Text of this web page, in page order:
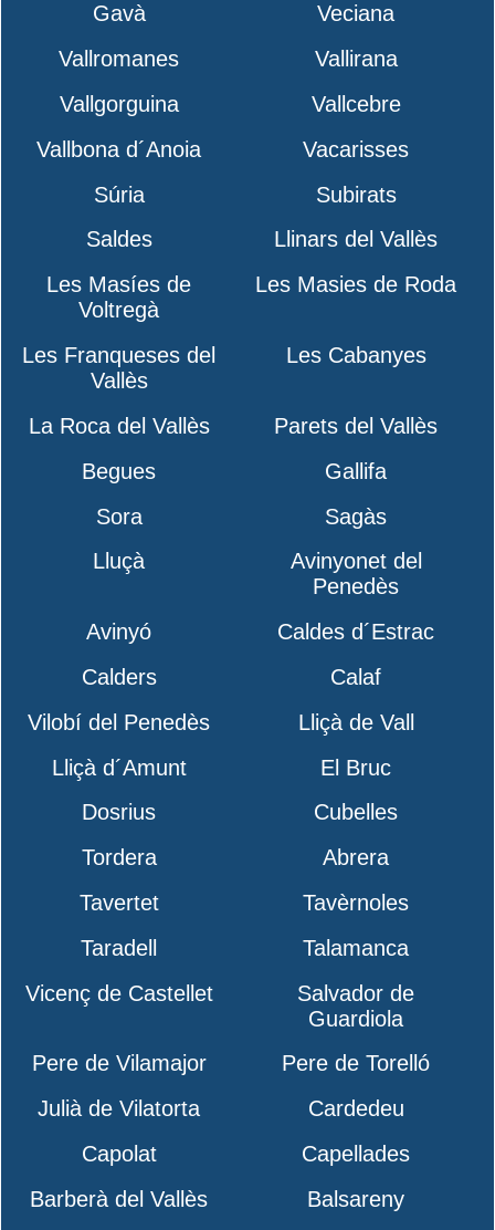
Gavà
Veciana
Vallromanes
Vallirana
Vallgorguina
Vallcebre
Vallbona d´Anoia
Vacarisses
Súria
Subirats
Saldes
Llinars del Vallès
Les Masíes de
Voltregà
Les Masies de Roda
Les Franqueses del
Vallès
Les Cabanyes
La Roca del Vallès
Parets del Vallès
Begues
Gallifa
Sora
Sagàs
Lluçà
Avinyonet del
Penedès
Avinyó
Caldes d´Estrac
Calders
Calaf
Vilobí del Penedès
Lliçà de Vall
Lliçà d´Amunt
El Bruc
Dosrius
Cubelles
Tordera
Abrera
Tavertet
Tavèrnoles
Taradell
Talamanca
Vicenç de Castellet
Salvador de
Guardiola
Pere de Vilamajor
Pere de Torelló
Julià de Vilatorta
Cardedeu
Capolat
Capellades
Barberà del Vallès
Balsareny